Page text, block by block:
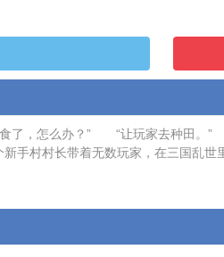
食了，怎么办？” “让玩家去种田
长带着无数玩家，在三国乱世